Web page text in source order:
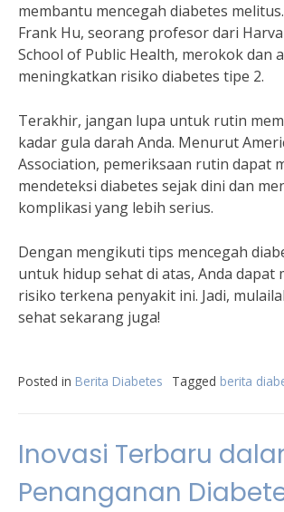
membantu mencegah diabetes
Frank Hu, seorang profesor dari
School of Public Health, merokok dan
meningkatkan risiko diabetes tipe 2.
Terakhir, jangan lupa untuk rutin
kadar gula darah Anda. Menurut
Association, pemeriksaan rutin dapat
mendeteksi diabetes sejak dini dan
komplikasi yang lebih serius.
Dengan mengikuti tips mencegah
untuk hidup sehat di atas, Anda dapat
risiko terkena penyakit ini. Jadi,
sehat sekarang juga!
Posted in Berita Diabetes Tagged berita
Inovasi Terbaru
Penanganan